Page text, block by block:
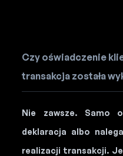
Czy oświadczenie
transakcja została
Nie zawsze. Samo
deklaracja albo
realizacji transakcji.